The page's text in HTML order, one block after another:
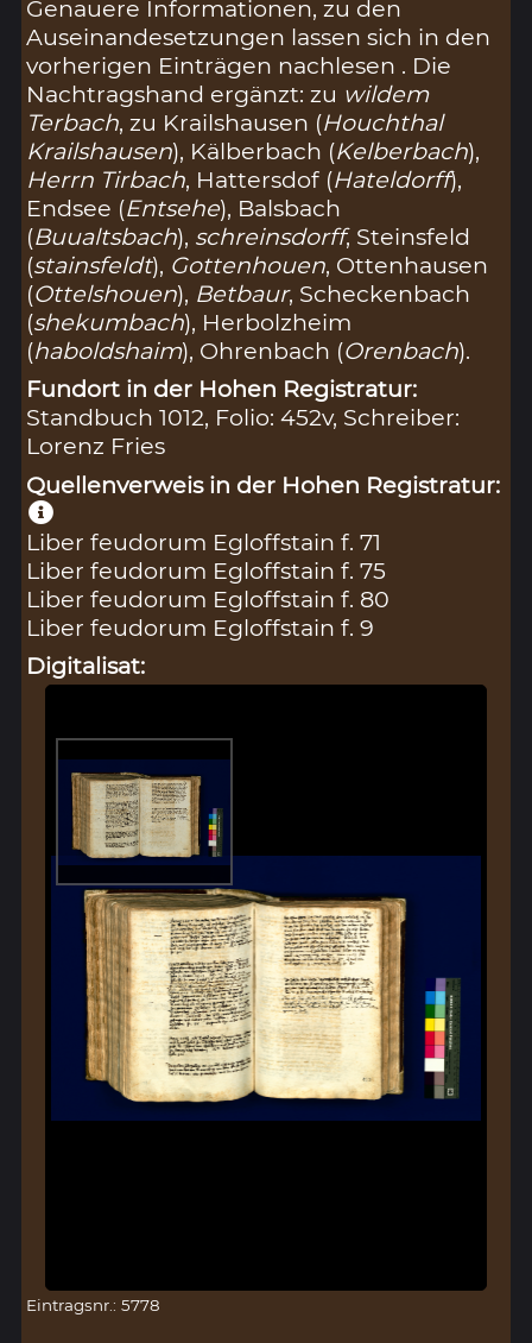
Genauere Informationen, zu den
Auseinandesetzungen lassen sich in den
vorherigen Einträgen nachlesen . Die
Nachtragshand ergänzt: zu wildem
Terbach, zu Krailshausen (Houchthal
Krailshausen), Kälberbach (Kelberbach),
Herrn Tirbach, Hattersdof (Hateldorff),
Endsee (Entsehe), Balsbach
(Buualtsbach), schreinsdorff, Steinsfeld
(stainsfeldt), Gottenhouen, Ottenhausen
(Ottelshouen), Betbaur, Scheckenbach
(shekumbach), Herbolzheim
(haboldshaim), Ohrenbach (Orenbach).
Fundort in der Hohen Registratur:
Standbuch 1012, Folio: 452v, Schreiber:
Lorenz Fries
Quellenverweis in der Hohen Registratur:
Liber feudorum Egloffstain f. 71
Liber feudorum Egloffstain f. 75
Liber feudorum Egloffstain f. 80
Liber feudorum Egloffstain f. 9
Digitalisat:
Eintragsnr.: 5778